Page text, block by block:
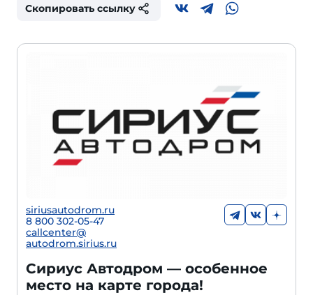
Скопировать ссылку
siriusautodrom.ru
8 800 302-05-47
callcenter@
autodrom.sirius.ru
Сириус Автодром — особенное
место на карте города!